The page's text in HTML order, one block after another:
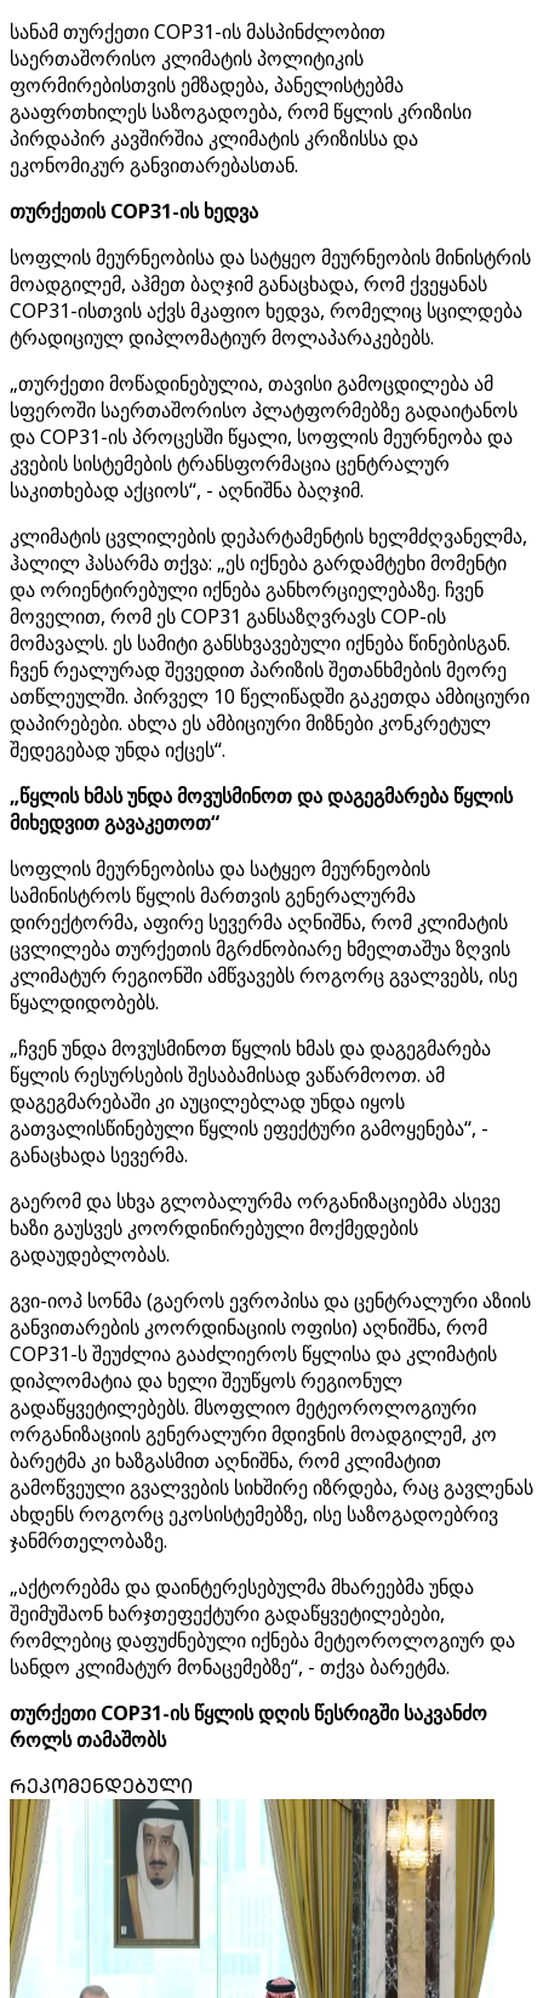
სანამ თურქეთი COP31-ის მასპინძლობით
საერთაშორისო კლიმატის პოლიტიკის
ფორმირებისთვის ემზადება, პანელისტებმა
გააფრთხილეს საზოგადოება, რომ წყლის კრიზისი
პირდაპირ კავშირშია კლიმატის კრიზისსა და
ეკონომიკურ განვითარებასთან.
თურქეთის COP31-ის ხედვა
სოფლის მეურნეობისა და სატყეო მეურნეობის მინისტრის
მოადგილემ, აჰმეთ ბაღჯიმ განაცხადა, რომ ქვეყანას
COP31-ისთვის აქვს მკაფიო ხედვა, რომელიც სცილდება
ტრადიციულ დიპლომატიურ მოლაპარაკებებს.
„თურქეთი მოწადინებულია, თავისი გამოცდილება ამ
სფეროში საერთაშორისო პლატფორმებზე გადაიტანოს
და COP31-ის პროცესში წყალი, სოფლის მეურნეობა და
კვების სისტემების ტრანსფორმაცია ცენტრალურ
საკითხებად აქციოს“, - აღნიშნა ბაღჯიმ.
კლიმატის ცვლილების დეპარტამენტის ხელმძღვანელმა,
ჰალილ ჰასარმა თქვა: „ეს იქნება გარდამტეხი მომენტი
და ორიენტირებული იქნება განხორციელებაზე. ჩვენ
მოველით, რომ ეს COP31 განსაზღვრავს COP-ის
მომავალს. ეს სამიტი განსხვავებული იქნება წინებისგან.
ჩვენ რეალურად შევედით პარიზის შეთანხმების მეორე
ათწლეულში. პირველ 10 წელიწადში გაკეთდა ამბიციური
დაპირებები. ახლა ეს ამბიციური მიზნები კონკრეტულ
შედეგებად უნდა იქცეს“.
„წყლის ხმას უნდა მოვუსმინოთ და დაგეგმარება წყლის
მიხედვით გავაკეთოთ“
სოფლის მეურნეობისა და სატყეო მეურნეობის
სამინისტროს წყლის მართვის გენერალურმა
დირექტორმა, აფირე სევერმა აღნიშნა, რომ კლიმატის
ცვლილება თურქეთის მგრძნობიარე ხმელთაშუა ზღვის
კლიმატურ რეგიონში ამწვავებს როგორც გვალვებს, ისე
წყალდიდობებს.
„ჩვენ უნდა მოვუსმინოთ წყლის ხმას და დაგეგმარება
წყლის რესურსების შესაბამისად ვაწარმოოთ. ამ
დაგეგმარებაში კი აუცილებლად უნდა იყოს
გათვალისწინებული წყლის ეფექტური გამოყენება“, -
განაცხადა სევერმა.
გაერომ და სხვა გლობალურმა ორგანიზაციებმა ასევე
ხაზი გაუსვეს კოორდინირებული მოქმედების
გადაუდებლობას.
გვი-იოპ სონმა (გაეროს ევროპისა და ცენტრალური აზიის
განვითარების კოორდინაციის ოფისი) აღნიშნა, რომ
COP31-ს შეუძლია გააძლიეროს წყლისა და კლიმატის
დიპლომატია და ხელი შეუწყოს რეგიონულ
გადაწყვეტილებებს. მსოფლიო მეტეოროლოგიური
ორგანიზაციის გენერალური მდივნის მოადგილემ, კო
ბარეტმა კი ხაზგასმით აღნიშნა, რომ კლიმატით
გამოწვეული გვალვების სიხშირე იზრდება, რაც გავლენას
ახდენს როგორც ეკოსისტემებზე, ისე საზოგადოებრივ
ჯანმრთელობაზე.
„აქტორებმა და დაინტერესებულმა მხარეებმა უნდა
შეიმუშაონ ხარჯთეფექტური გადაწყვეტილებები,
რომლებიც დაფუძნებული იქნება მეტეოროლოგიურ და
სანდო კლიმატურ მონაცემებზე“, - თქვა ბარეტმა.
თურქეთი COP31-ის წყლის დღის წესრიგში საკვანძო
როლს თამაშობს
ᲠᲔᲙᲝᲛᲔᲜᲓᲔᲑᲣᲚᲘ